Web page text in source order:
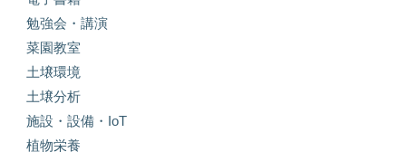
勉強会・講演
菜園教室
土壌環境
土壌分析
施設・設備・IoT
植物栄養